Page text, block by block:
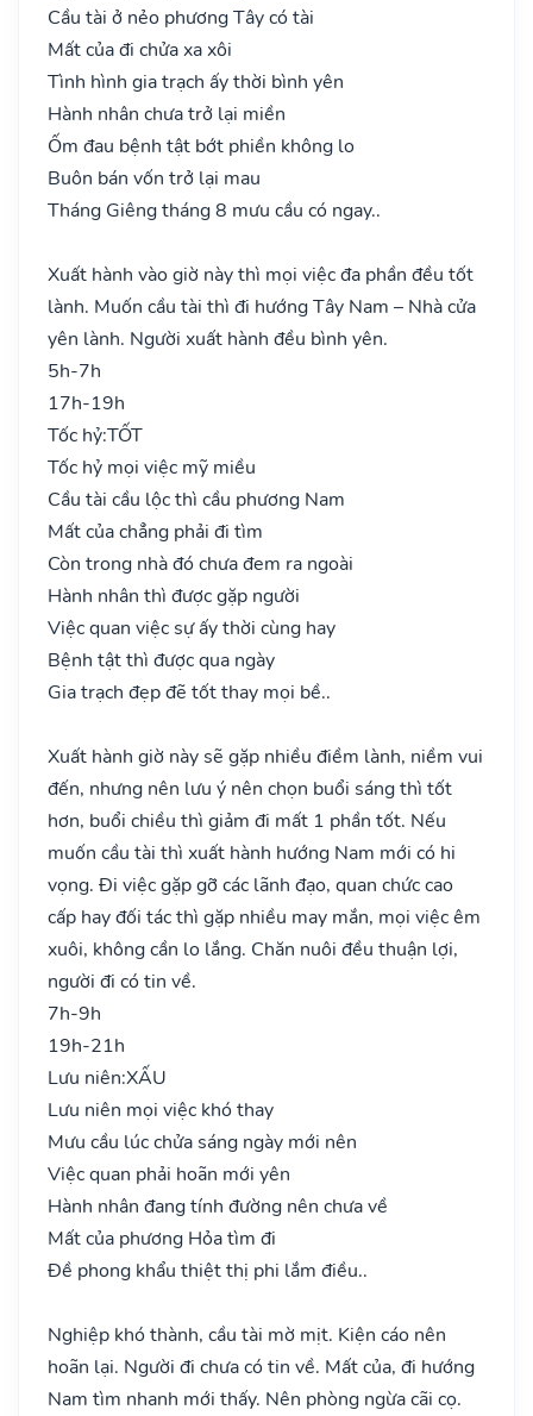
Cầu tài ở nẻo phương Tây có tài
Mất của đi chửa xa xôi
Tình hình gia trạch ấy thời bình yên
Hành nhân chưa trở lại miền
Ốm đau bệnh tật bớt phiền không lo
Buôn bán vốn trở lại mau
Tháng Giêng tháng 8 mưu cầu có ngay..
Xuất hành vào giờ này thì mọi việc đa phần đều tốt
lành. Muốn cầu tài thì đi hướng Tây Nam – Nhà cửa
yên lành. Người xuất hành đều bình yên.
5h-7h
17h-19h
Tốc hỷ:TỐT
Tốc hỷ mọi việc mỹ miều
Cầu tài cầu lộc thì cầu phương Nam
Mất của chẳng phải đi tìm
Còn trong nhà đó chưa đem ra ngoài
Hành nhân thì được gặp người
Việc quan việc sự ấy thời cùng hay
Bệnh tật thì được qua ngày
Gia trạch đẹp đẽ tốt thay mọi bề..
Xuất hành giờ này sẽ gặp nhiều điềm lành, niềm vui
đến, nhưng nên lưu ý nên chọn buổi sáng thì tốt
hơn, buổi chiều thì giảm đi mất 1 phần tốt. Nếu
muốn cầu tài thì xuất hành hướng Nam mới có hi
vọng. Đi việc gặp gỡ các lãnh đạo, quan chức cao
cấp hay đối tác thì gặp nhiều may mắn, mọi việc êm
xuôi, không cần lo lắng. Chăn nuôi đều thuận lợi,
người đi có tin về.
7h-9h
19h-21h
Lưu niên:XẤU
Lưu niên mọi việc khó thay
Mưu cầu lúc chửa sáng ngày mới nên
Việc quan phải hoãn mới yên
Hành nhân đang tính đường nên chưa về
Mất của phương Hỏa tìm đi
Đề phong khẩu thiệt thị phi lắm điều..
Nghiệp khó thành, cầu tài mờ mịt. Kiện cáo nên
hoãn lại. Người đi chưa có tin về. Mất của, đi hướng
Nam tìm nhanh mới thấy. Nên phòng ngừa cãi cọ.